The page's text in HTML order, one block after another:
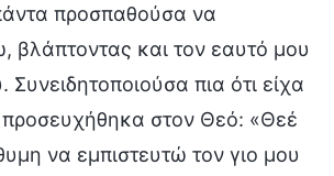
προσπαθούσα να
βλάπτοντας και τον εαυτό μου
Συνειδητοποιούσα πια ότι είχα
προσευχήθηκα στον Θεό: «Θεέ
να εμπιστευτώ τον γιο μου